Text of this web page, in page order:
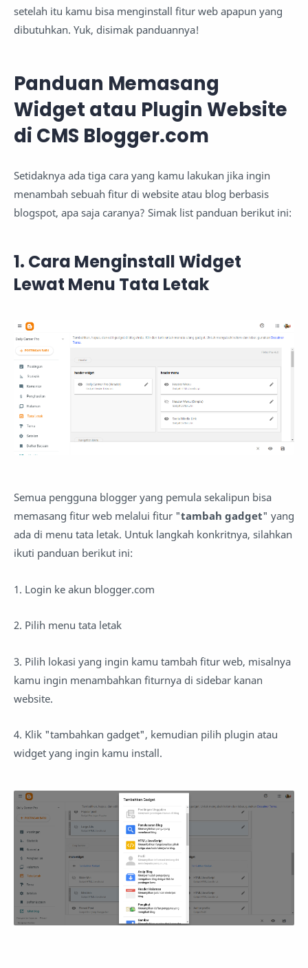
setelah itu kamu bisa menginstall fitur web apapun yang
dibutuhkan. Yuk, disimak panduannya!
Panduan Memasang
Widget atau Plugin Website
di CMS Blogger.com
Setidaknya ada tiga cara yang kamu lakukan jika ingin
menambah sebuah fitur di website atau blog berbasis
blogspot, apa saja caranya? Simak list panduan berikut ini:
1. Cara Menginstall Widget
Lewat Menu Tata Letak
Semua pengguna blogger yang pemula sekalipun bisa
memasang fitur web melalui fitur "tambah gadget" yang
ada di menu tata letak. Untuk langkah konkritnya, silahkan
ikuti panduan berikut ini:
1. Login ke akun blogger.com
2. Pilih menu tata letak
3. Pilih lokasi yang ingin kamu tambah fitur web, misalnya
kamu ingin menambahkan fiturnya di sidebar kanan
website.
4. Klik "tambahkan gadget", kemudian pilih plugin atau
widget yang ingin kamu install.